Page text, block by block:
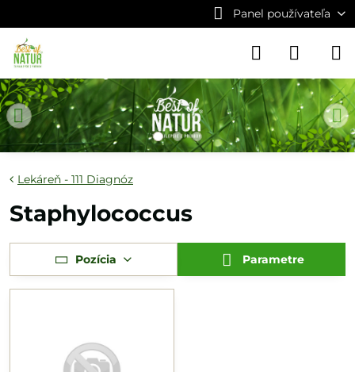
Panel používateľa
Lekáreň - 111 Diagnóz
Staphylococcus
Pozícia Parametre